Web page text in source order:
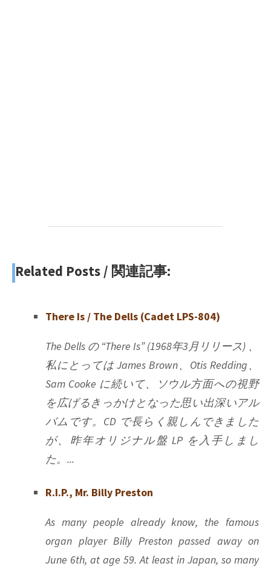
Related Posts / 関連記事:
There Is / The Dells (Cadet LPS-804)
The Dells の “There Is” (1968年3月リリース) 、
私にとっては James Brown、Otis Redding、
Sam Cooke に続いて、ソウル方面への視野
を広げるきっかけとなった思い出深いアル
バムです。CD で長らく親しんできました
が、昨年オリジナル盤 LP を入手しまし
た。...
R.I.P., Mr. Billy Preston
As many people already know, the famous
organ player Billy Preston passed away on
June 6th, at age 59. At least in Japan, so many